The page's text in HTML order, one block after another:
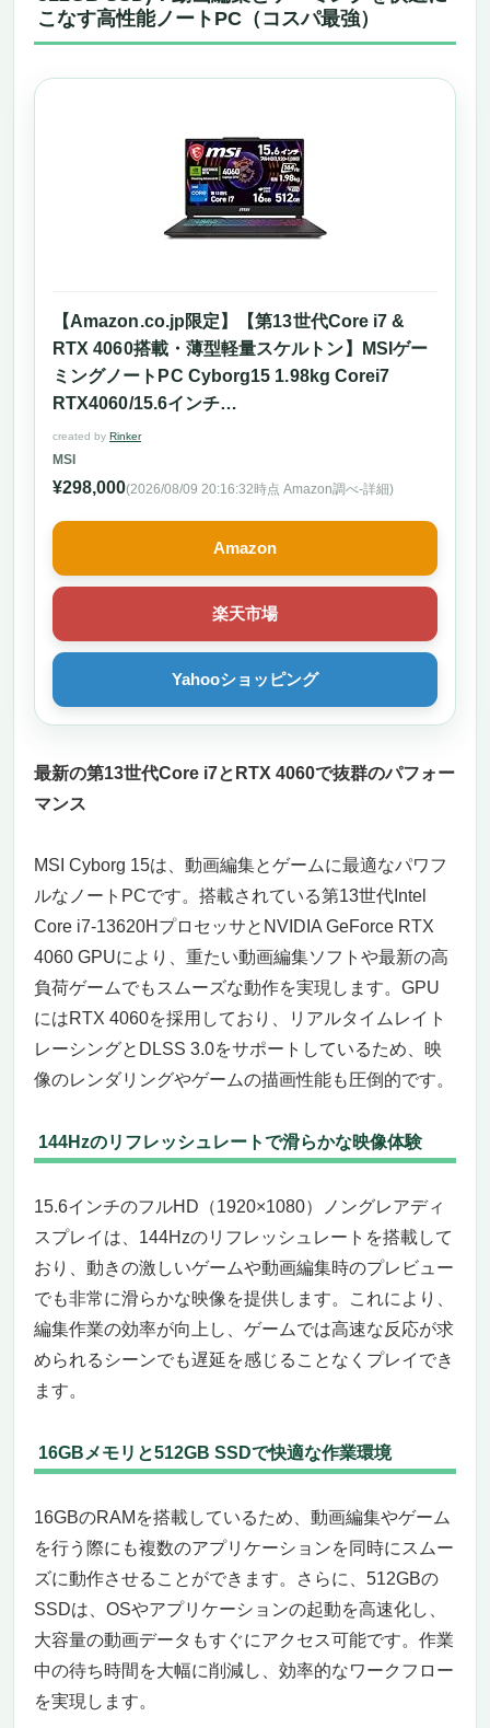
こなす高性能ノートPC（コスパ最強）
【Amazon.co.jp限定】【第13世代Core i7 &
RTX 4060搭載・薄型軽量スケルトン】MSIゲー
ミングノートPC Cyborg15 1.98kg Corei7
RTX4060/15.6インチ
FHD/144Hz/16GB/512GB/Windows 11/Cyborg-
15-A13VFK-1002JP
created by Rinker
MSI
¥298,000(2026/08/09 20:16:32時点 Amazon調べ-詳細)
Amazon
楽天市場
Yahooショッピング
最新の第13世代Core i7とRTX 4060で抜群のパフォー
マンス
MSI Cyborg 15は、動画編集とゲームに最適なパワフ
ルなノートPCです。搭載されている第13世代Intel
Core i7-13620HプロセッサとNVIDIA GeForce RTX
4060 GPUにより、重たい動画編集ソフトや最新の高
負荷ゲームでもスムーズな動作を実現します。GPU
にはRTX 4060を採用しており、リアルタイムレイト
レーシングとDLSS 3.0をサポートしているため、映
像のレンダリングやゲームの描画性能も圧倒的です。
144Hzのリフレッシュレートで滑らかな映像体験
15.6インチのフルHD（1920×1080）ノングレアディ
スプレイは、144Hzのリフレッシュレートを搭載して
おり、動きの激しいゲームや動画編集時のプレビュー
でも非常に滑らかな映像を提供します。これにより、
編集作業の効率が向上し、ゲームでは高速な反応が求
められるシーンでも遅延を感じることなくプレイでき
ます。
16GBメモリと512GB SSDで快適な作業環境
16GBのRAMを搭載しているため、動画編集やゲーム
を行う際にも複数のアプリケーションを同時にスムー
ズに動作させることができます。さらに、512GBの
SSDは、OSやアプリケーションの起動を高速化し、
大容量の動画データもすぐにアクセス可能です。作業
中の待ち時間を大幅に削減し、効率的なワークフロー
を実現します。